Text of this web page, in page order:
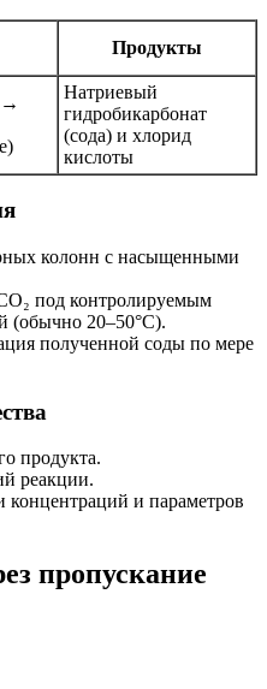
Продукты
→
Натриевый
гидробикарбонат
(сода) и хлорид
кислоты
колонн с насыщенными
под контролируемым
(обычно 20–50°С).
полученной соды по мере
продукта.
реакции.
концентраций и параметров
пропускание